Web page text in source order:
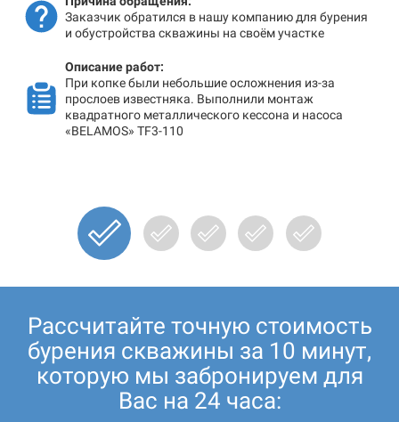
Заказчик обратился в нашу компанию для бурения
и обустройства скважины на своём участке
Описание работ:
При копке были небольшие осложнения из-за
прослоев известняка. Выполнили монтаж
квадратного металлического кессона и насоса
«BELAMOS» TF3-110
Рассчитайте точную стоимость
бурения скважины за 10 минут,
которую мы забронируем для
Вас на 24 часа: